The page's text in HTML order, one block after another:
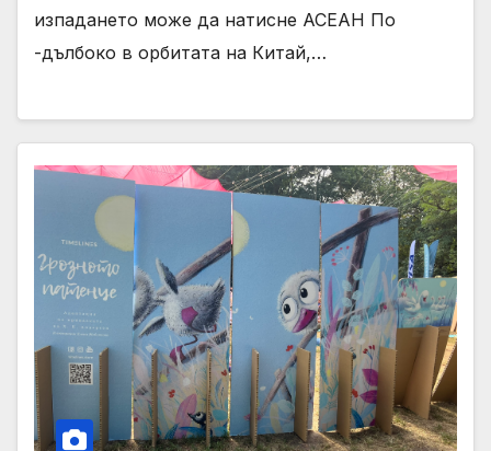
изпадането може да натисне АСЕАН По
-дълбоко в орбитата на Китай,…